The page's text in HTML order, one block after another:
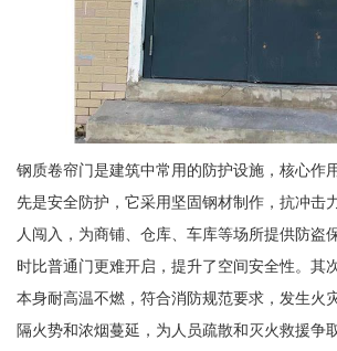
钢质卷帘门是建筑中常用的防护设施，核心作
先是安全防护，它采用坚固钢材制作，抗冲击
人闯入，为商铺、仓库、车库等场所提供防盗
时比普通门更难开启，提升了空间安全性。其
本身耐高温不燃，符合消防规范要求，发生火
隔火势和浓烟蔓延，为人员疏散和灭火救援争